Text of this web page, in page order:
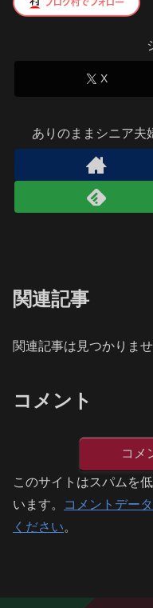
X
ありのままシニア夫
関連記事
関連記事は見つかりませ
コメント
コメ
このサイトはスパムを
います。
コメントデー
ください。